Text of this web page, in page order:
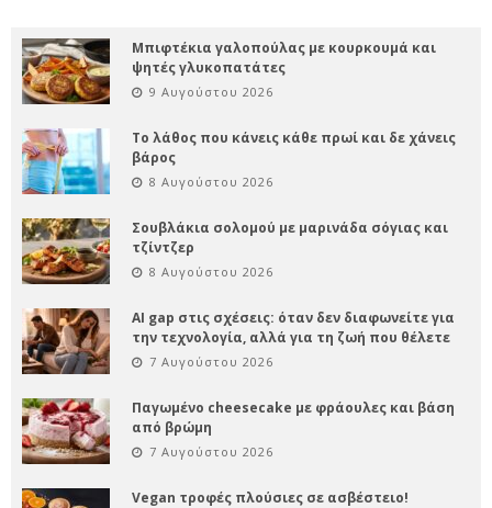
Μπιφτέκια γαλοπούλας με κουρκουμά και
ψητές γλυκοπατάτες
9 Αυγούστου 2026
Το λάθος που κάνεις κάθε πρωί και δε χάνεις
βάρος
8 Αυγούστου 2026
Σουβλάκια σολομού με μαρινάδα σόγιας και
τζίντζερ
8 Αυγούστου 2026
AI gap στις σχέσεις: όταν δεν διαφωνείτε για
την τεχνολογία, αλλά για τη ζωή που θέλετε
7 Αυγούστου 2026
Παγωμένο cheesecake με φράουλες και βάση
από βρώμη
7 Αυγούστου 2026
Vegan τροφές πλούσιες σε ασβέστειο!